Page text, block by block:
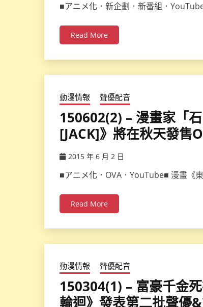
■アニメ化．新企劃．新番組．
Read More
動漫情報 聲優配音
150602(2) – 漫畫家「
[JACK]》將在秋天發售
2015 年 6 月 2 日
■アニメ化．OVA．YouTube■ 漫畫《
Read More
動漫情報 聲優配音
150304(1) – 富豪千金
輪迴》發表第二批聲優